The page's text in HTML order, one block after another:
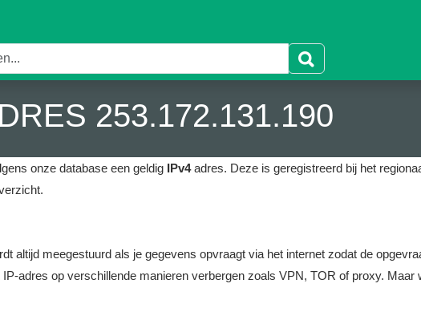
253.172.131.190
onze database een geldig IPv4adres. Deze is geregistreerd bij het
altijd meegestuurd als je gegevens opvraagt via het internet zodat de
adres op verschillende manieren verbergen zoals VPN, TOR of proxy. Maar